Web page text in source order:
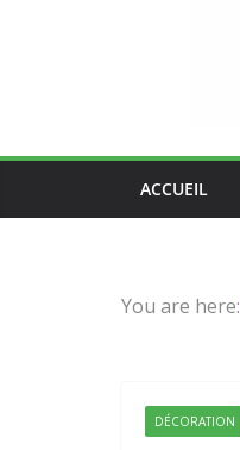
ACCUEIL
You are here:
DÉCORATION